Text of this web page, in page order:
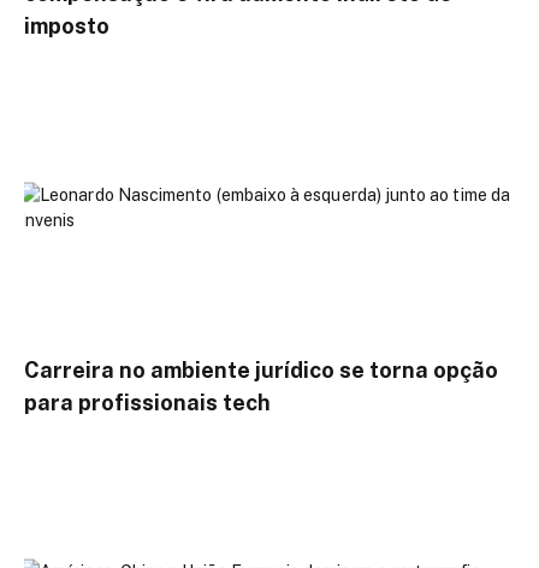
imposto
Carreira no ambiente jurídico se torna opção
para profissionais tech